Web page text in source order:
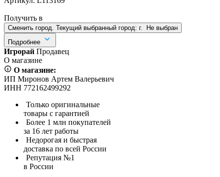
Получить в
Сменить город. Текущий выбранный город: г.
Не выбран
Подробнее
Игрорай Продавец
О магазине
О магазине:
ИП Миронов Артем Валерьевич
ИНН 772162499292
Только оригинальные
товары с гарантией
Более 1 млн покупателей
за 16 лет работы
Недорогая и быстрая
доставка по всей России
Репутация №1
в России